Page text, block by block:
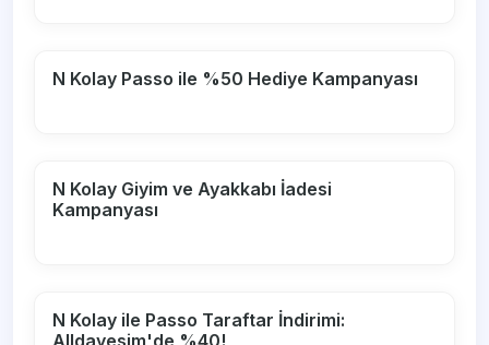
N Kolay Passo ile %50 Hediye Kampanyası
N Kolay Giyim ve Ayakkabı İadesi
Kampanyası
N Kolay ile Passo Taraftar İndirimi: